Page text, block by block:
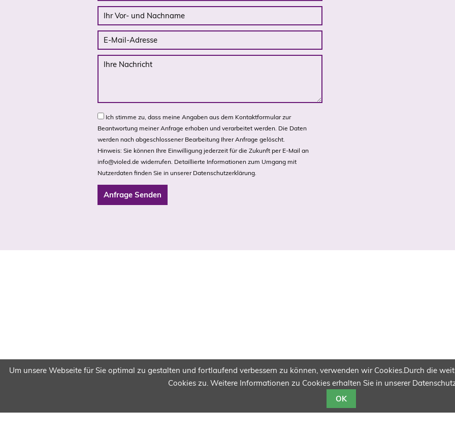
Um unsere Webseite für Sie optimal zu gestalten und fortlaufend verbessern zu können, verwenden wir Cookies.Durch die
Cookies zu. Weitere Informationen zu Cookies erhalten Sie in unserer
OK
Ich stimme zu, dass meine Angaben aus dem Kontaktformular zur
Beantwortung meiner Anfrage erhoben und verarbeitet werden. Die Daten
werden nach abgeschlossener Bearbeitung Ihrer Anfrage gelöscht.
Hinweis: Sie können Ihre Einwilligung jederzeit für die Zukunft per E-Mail an
info@violed.de widerrufen. Detaillierte Informationen zum Umgang mit
Nutzerdaten finden Sie in unserer Datenschutzerklärung.